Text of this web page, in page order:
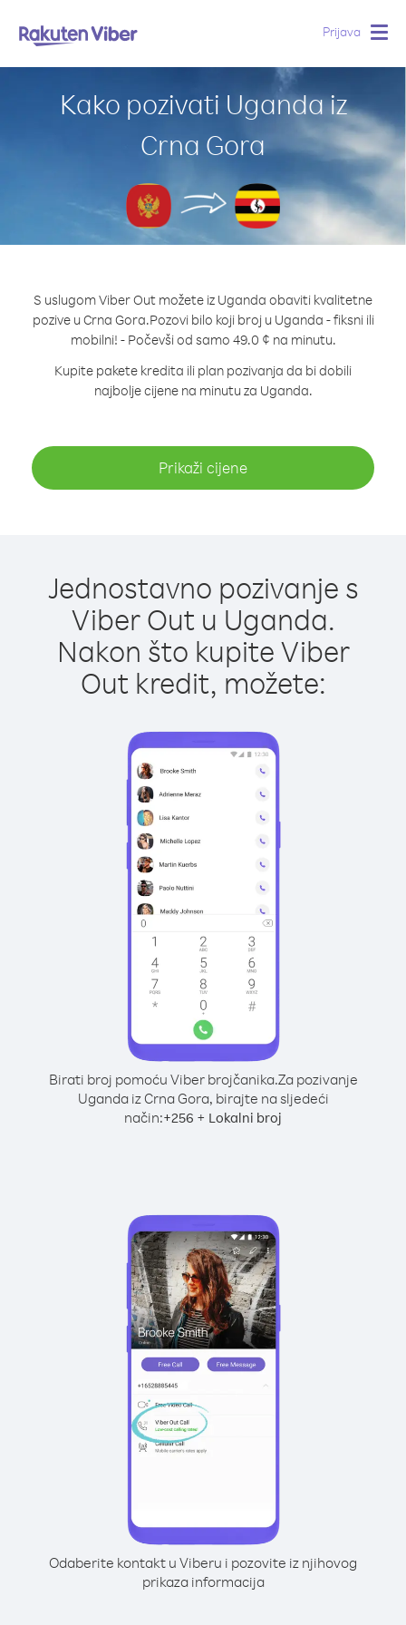
Prijava
Kako pozivati Uganda iz
Crna Gora
S uslugom Viber Out možete iz Uganda obaviti kvalitetne
pozive u Crna Gora.Pozovi bilo koji broj u Uganda - fiksni ili
mobilni! - Počevši od samo 49.0 ¢ na minutu.
Kupite pakete kredita ili plan pozivanja da bi dobili
najbolje cijene na minutu za Uganda.
Prikaži cijene
Jednostavno pozivanje s
Viber Out u Uganda.
Nakon što kupite Viber
Out kredit, možete:
Birati broj pomoću Viber brojčanika.Za pozivanje
Uganda iz Crna Gora, birajte na sljedeći
način:+256 + Lokalni broj
Odaberite kontakt u Viberu i pozovite iz njihovog
prikaza informacija